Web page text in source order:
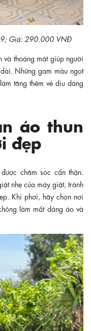
Giá: 290.000 VNĐ
thoáng mát giúp người
Những gam màu ngọt
tăng thêm vẻ dịu dàng
áo thun
đẹp
chăm sóc cẩn thận.
nhẹ của máy giặt, tránh
Khi phơi, hãy chọn nơi
làm mất dáng áo và